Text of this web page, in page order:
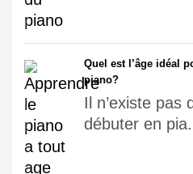
Quel est l’âge idéal
piano?
Il n’existe pas
débuter en